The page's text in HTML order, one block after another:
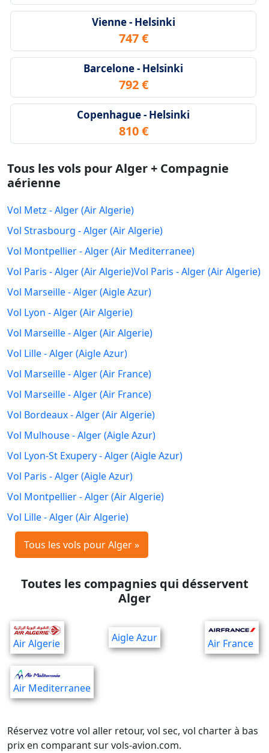
Vienne - Helsinki
747 €
Barcelone - Helsinki
792 €
Copenhague - Helsinki
810 €
Tous les vols pour Alger + Compagnie
aérienne
Vol Metz - Alger (Air Algerie)
Vol Strasbourg - Alger (Air Algerie)
Vol Montpellier - Alger (Air Mediterranee)
Vol Paris - Alger (Air Algerie)Vol Paris - Alger (Air Algerie)
Vol Marseille - Alger (Aigle Azur)
Vol Lyon - Alger (Air Algerie)
Vol Marseille - Alger (Air Algerie)
Vol Lille - Alger (Aigle Azur)
Vol Marseille - Alger (Air France)
Vol Marseille - Alger (Air France)
Vol Bordeaux - Alger (Air Algerie)
Vol Mulhouse - Alger (Aigle Azur)
Vol Lyon-St Exupery - Alger (Aigle Azur)
Vol Paris - Alger (Aigle Azur)
Vol Montpellier - Alger (Air Algerie)
Vol Lille - Alger (Air Algerie)
Tous les vols pour Alger »
Toutes les compagnies qui désservent
Alger
Air Algerie Aigle Azur Air France
Air Mediterranee
Réservez votre vol aller retour, vol sec, vol charter à bas
prix en comparant sur vols-avion.com.